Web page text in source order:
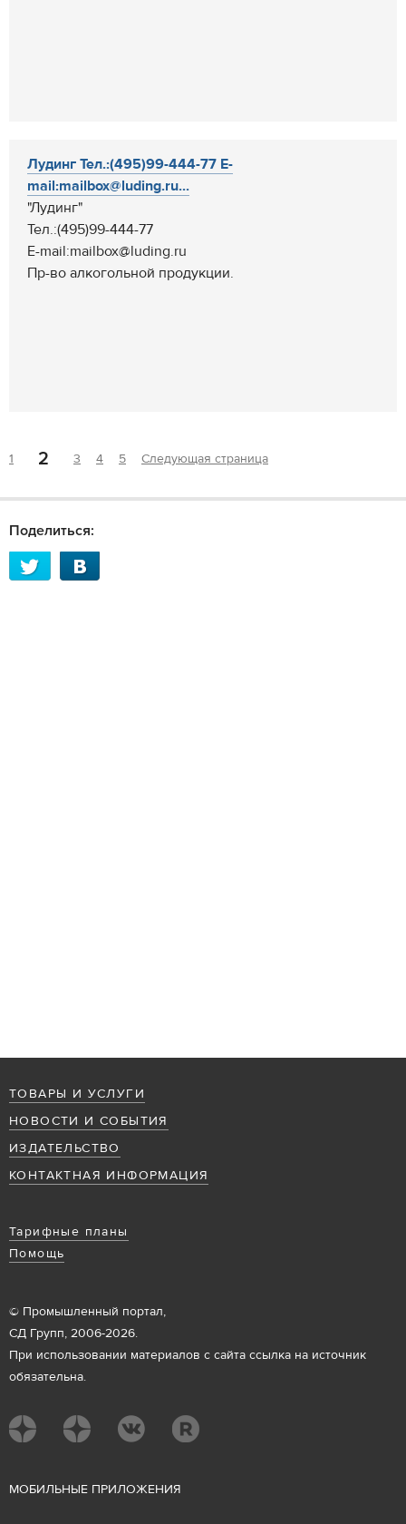
Лудинг Тел.:(495)99-444-77 E-
mail:mailbox@luding.ru...
"Лудинг"
Тел.:(495)99-444-77
E-mail:mailbox@luding.ru
Пр-во алкогольной продукции.
1 2 3 4 5 Следующая страница
Поделиться:
ТОВАРЫ И УСЛУГИ
НОВОСТИ И СОБЫТИЯ
ИЗДАТЕЛЬСТВО
КОНТАКТНАЯ ИНФОРМАЦИЯ
Тарифные планы
Помощь
© Промышленный портал,
СД Групп, 2006-2026.
При использовании материалов с сайта ссылка на источник
обязательна.
МОБИЛЬНЫЕ ПРИЛОЖЕНИЯ